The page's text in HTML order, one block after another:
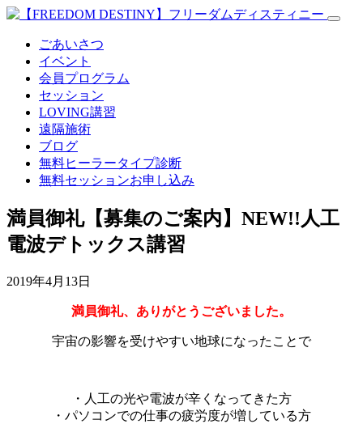
ごあいさつ
イベント
会員プログラム
セッション
LOVING講習
遠隔施術
ブログ
無料ヒーラータイプ診断
無料セッションお申し込み
満員御礼【募集のご案内】NEW!!人工
電波デトックス講習
2019年4月13日
満員御礼、ありがとうございました。
宇宙の影響を受けやすい地球になったことで
・人工の光や電波が辛くなってきた方
・パソコンでの仕事の疲労度が増している方